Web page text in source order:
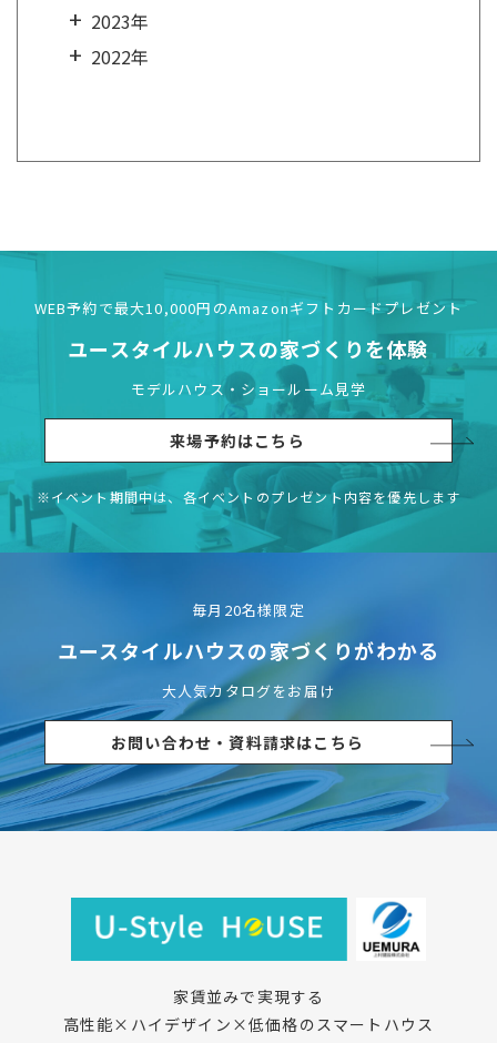
2023年
2022年
WEB予約で最大10,000円のAmazonギフトカードプレゼント
ユースタイルハウスの家づくりを体験
モデルハウス・ショールーム見学
来場予約はこちら
※イベント期間中は、各イベントのプレゼント内容を優先します
毎月20名様限定
ユースタイルハウスの家づくりがわかる
大人気カタログをお届け
お問い合わせ・資料請求はこちら
家賃並みで実現する
高性能×ハイデザイン×低価格のスマートハウス